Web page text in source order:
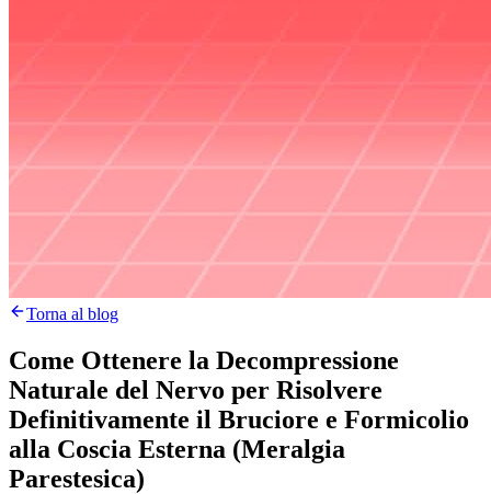
Torna al blog
Come Ottenere la Decompressione
Naturale del Nervo per Risolvere
Definitivamente il Bruciore e Formicolio
alla Coscia Esterna (Meralgia
Parestesica)